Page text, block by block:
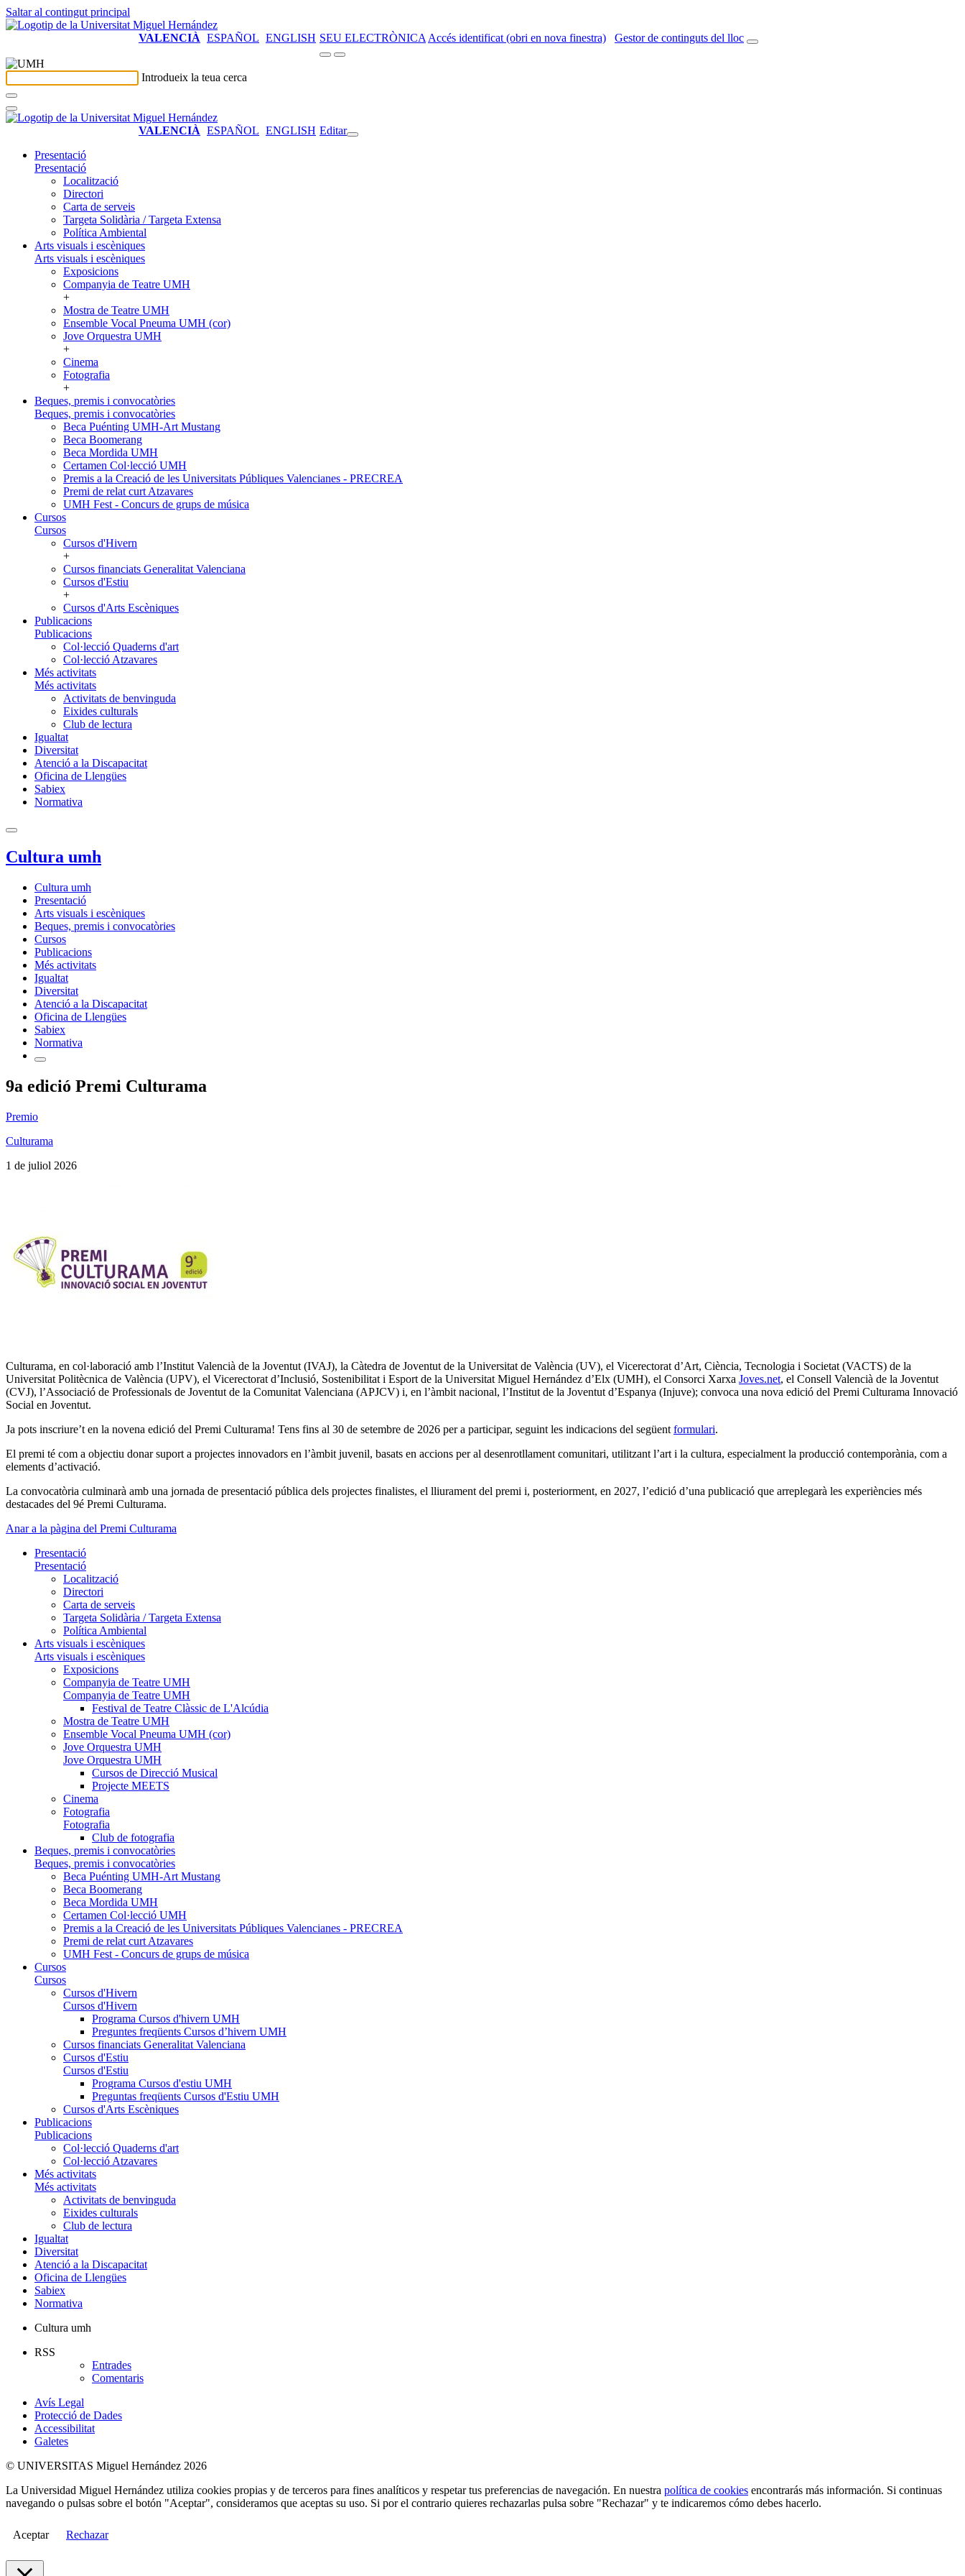
Saltar al contingut principal
VALENCIÀ ESPAÑOL ENGLISH SEU ELECTRÒNICA Accés identificat (obri en nova finestra) Gestor de continguts del lloc
Introdueix la teua cerca
VALENCIÀ ESPAÑOL ENGLISH Editar
Presentació
Presentació
Localització
Directori
Carta de serveis
Targeta Solidària / Targeta Extensa
Política Ambiental
Arts visuals i escèniques
Arts visuals i escèniques
Exposicions
Companyia de Teatre UMH
+
Mostra de Teatre UMH
Ensemble Vocal Pneuma UMH (cor)
Jove Orquestra UMH
+
Cinema
Fotografia
+
Beques, premis i convocatòries
Beques, premis i convocatòries
Beca Puénting UMH-Art Mustang
Beca Boomerang
Beca Mordida UMH
Certamen Col·lecció UMH
Premis a la Creació de les Universitats Públiques Valencianes - PRECREA
Premi de relat curt Atzavares
UMH Fest - Concurs de grups de música
Cursos
Cursos
Cursos d'Hivern
+
Cursos financiats Generalitat Valenciana
Cursos d'Estiu
+
Cursos d'Arts Escèniques
Publicacions
Publicacions
Col·lecció Quaderns d'art
Col·lecció Atzavares
Més activitats
Més activitats
Activitats de benvinguda
Eixides culturals
Club de lectura
Igualtat
Diversitat
Atenció a la Discapacitat
Oficina de Llengües
Sabiex
Normativa
Cultura umh
Cultura umh
Presentació
Arts visuals i escèniques
Beques, premis i convocatòries
Cursos
Publicacions
Més activitats
Igualtat
Diversitat
Atenció a la Discapacitat
Oficina de Llengües
Sabiex
Normativa
9a edició Premi Culturama
Premio
Culturama
1 de juliol 2026
Culturama, en col·laboració amb l’Institut Valencià de la Joventut (IVAJ), la Càtedra de Joventut de la Universitat de València (UV), el Vicerectorat d’Art, Ciència, Tecnologia i Societat (VACTS) de la
Universitat Politècnica de València (UPV), el Vicerectorat d’Inclusió, Sostenibilitat i Esport de la Universitat Miguel Hernández d’Elx (UMH), el Consorci Xarxa Joves.net, el Consell Valencià de la Joventut
(CVJ), l’Associació de Professionals de Joventut de la Comunitat Valenciana (APJCV) i, en l’àmbit nacional, l’Institut de la Joventut d’Espanya (Injuve); convoca una nova edició del Premi Culturama Innovació
Social en Joventut.
Ja pots inscriure’t en la novena edició del Premi Culturama! Tens fins al 30 de setembre de 2026 per a participar, seguint les indicacions del següent formulari.
El premi té com a objectiu donar suport a projectes innovadors en l’àmbit juvenil, basats en accions per al desenrotllament comunitari, utilitzant l’art i la cultura, especialment la producció contemporània, com a
elements d’activació.
La convocatòria culminarà amb una jornada de presentació pública dels projectes finalistes, el lliurament del premi i, posteriorment, en 2027, l’edició d’una publicació que arreplegarà les experiències més
destacades del 9é Premi Culturama.
Anar a la pàgina del Premi Culturama
Presentació
Presentació
Localització
Directori
Carta de serveis
Targeta Solidària / Targeta Extensa
Política Ambiental
Arts visuals i escèniques
Arts visuals i escèniques
Exposicions
Companyia de Teatre UMH
Companyia de Teatre UMH
Festival de Teatre Clàssic de L'Alcúdia
Mostra de Teatre UMH
Ensemble Vocal Pneuma UMH (cor)
Jove Orquestra UMH
Jove Orquestra UMH
Cursos de Direcció Musical
Projecte MEETS
Cinema
Fotografia
Fotografia
Club de fotografia
Beques, premis i convocatòries
Beques, premis i convocatòries
Beca Puénting UMH-Art Mustang
Beca Boomerang
Beca Mordida UMH
Certamen Col·lecció UMH
Premis a la Creació de les Universitats Públiques Valencianes - PRECREA
Premi de relat curt Atzavares
UMH Fest - Concurs de grups de música
Cursos
Cursos
Cursos d'Hivern
Cursos d'Hivern
Programa Cursos d'hivern UMH
Preguntes freqüents Cursos d’hivern UMH
Cursos financiats Generalitat Valenciana
Cursos d'Estiu
Cursos d'Estiu
Programa Cursos d'estiu UMH
Preguntas freqüents Cursos d'Estiu UMH
Cursos d'Arts Escèniques
Publicacions
Publicacions
Col·lecció Quaderns d'art
Col·lecció Atzavares
Més activitats
Més activitats
Activitats de benvinguda
Eixides culturals
Club de lectura
Igualtat
Diversitat
Atenció a la Discapacitat
Oficina de Llengües
Sabiex
Normativa
Cultura umh
RSS
Entrades
Comentaris
Avís Legal
Protecció de Dades
Accessibilitat
Galetes
© UNIVERSITAS Miguel Hernández 2026
La Universidad Miguel Hernández utiliza cookies propias y de terceros para fines analíticos y respetar tus preferencias de navegación. En nuestra política de cookies encontrarás más información. Si continuas
navegando o pulsas sobre el botón "Aceptar", consideramos que aceptas su uso. Si por el contrario quieres rechazarlas pulsa sobre "Rechazar" y te indicaremos cómo debes hacerlo.
Aceptar Rechazar